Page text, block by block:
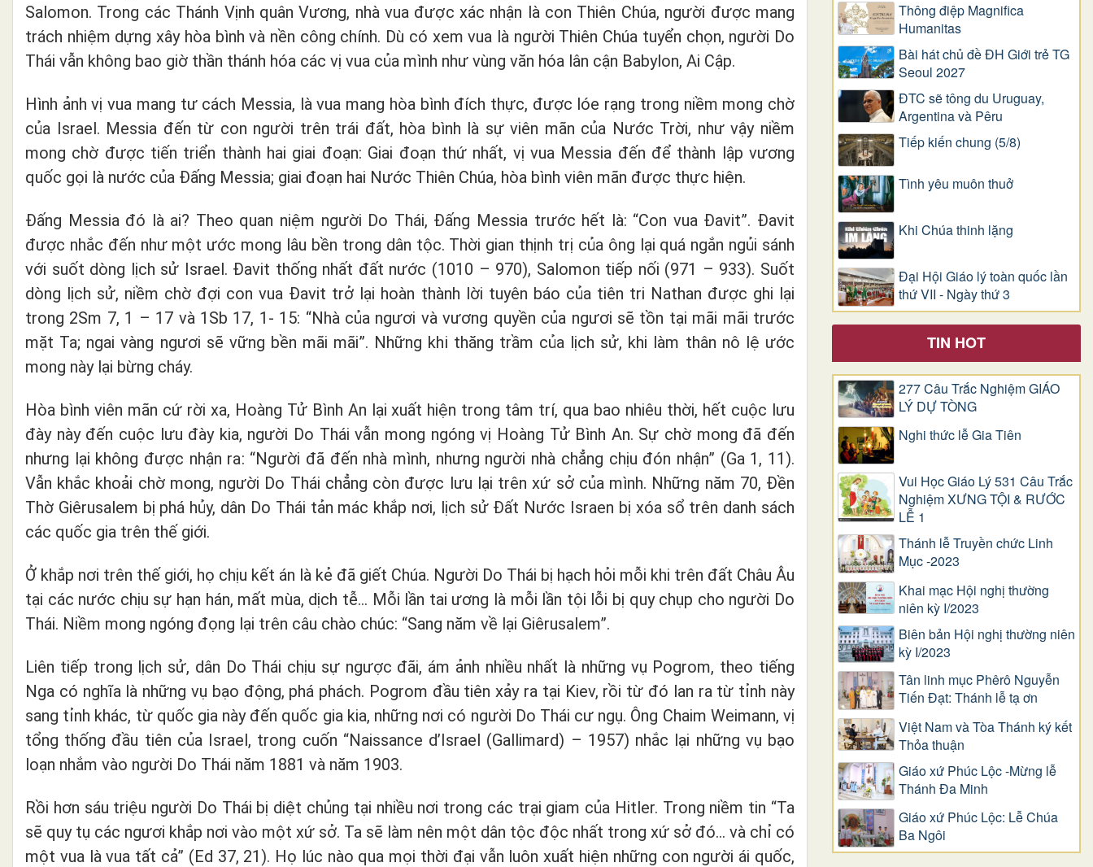
Salomon. Trong các Thánh Vịnh quân Vương, nhà vua được xác nhận là con Thiên Chúa, người được mang
trách nhiệm dựng xây hòa bình và nền công chính. Dù có xem vua là người Thiên Chúa tuyển chọn, người Do
Thái vẫn không bao giờ thần thánh hóa các vị vua của mình như vùng văn hóa lân cận Babylon, Ai Cập.
Hình ảnh vị vua mang tư cách Messia, là vua mang hòa bình đích thực, được lóe rạng trong niềm mong chờ
của Israel. Messia đến từ con người trên trái đất, hòa bình là sự viên mãn của Nước Trời, như vậy niềm
mong chờ được tiến triển thành hai giai đoạn: Giai đoạn thứ nhất, vị vua Messia đến để thành lập vương
quốc gọi là nước của Đấng Messia; giai đoạn hai Nước Thiên Chúa, hòa bình viên mãn được thực hiện.
Đấng Messia đó là ai? Theo quan niệm người Do Thái, Đấng Messia trước hết là: “Con vua Đavit”. Đavit
được nhắc đến như một ước mong lâu bền trong dân tộc. Thời gian thịnh trị của ông lại quá ngắn ngủi sánh
với suốt dòng lịch sử Israel. Đavit thống nhất đất nước (1010 – 970), Salomon tiếp nối (971 – 933). Suốt
dòng lịch sử, niềm chờ đợi con vua Đavit trở lại hoàn thành lời tuyên báo của tiên tri Nathan được ghi lại
trong 2Sm 7, 1 – 17 và 1Sb 17, 1- 15: “Nhà của ngươi và vương quyền của ngươi sẽ tồn tại mãi mãi trước
mặt Ta; ngai vàng ngươi sẽ vững bền mãi mãi”. Những khi thăng trầm của lịch sử, khi làm thân nô lệ ước
mong này lại bừng cháy.
Hòa bình viên mãn cứ rời xa, Hoàng Tử Bình An lại xuất hiện trong tâm trí, qua bao nhiêu thời, hết cuộc lưu
đày này đến cuộc lưu đày kia, người Do Thái vẫn mong ngóng vị Hoàng Tử Bình An. Sự chờ mong đã đến
nhưng lại không được nhận ra: “Người đã đến nhà mình, nhưng người nhà chẳng chịu đón nhận” (Ga 1, 11).
Vẫn khắc khoải chờ mong, người Do Thái chẳng còn được lưu lại trên xứ sở của mình. Những năm 70, Đền
Thờ Giêrusalem bị phá hủy, dân Do Thái tản mác khắp nơi, lịch sử Đất Nước Israen bị xóa sổ trên danh sách
các quốc gia trên thế giới.
Ở khắp nơi trên thế giới, họ chịu kết án là kẻ đã giết Chúa. Người Do Thái bị hạch hỏi mỗi khi trên đất Châu Âu
tại các nước chịu sự hạn hán, mất mùa, dịch tễ… Mỗi lần tai ương là mỗi lần tội lỗi bị quy chụp cho người Do
Thái. Niềm mong ngóng đọng lại trên câu chào chúc: “Sang năm về lại Giêrusalem”.
Liên tiếp trong lịch sử, dân Do Thái chịu sự ngược đãi, ám ảnh nhiều nhất là những vụ Pogrom, theo tiếng
Nga có nghĩa là những vụ bạo động, phá phách. Pogrom đầu tiên xảy ra tại Kiev, rồi từ đó lan ra từ tỉnh này
sang tỉnh khác, từ quốc gia này đến quốc gia kia, những nơi có người Do Thái cư ngụ. Ông Chaim Weimann, vị
tổng thống đầu tiên của Israel, trong cuốn “Naissance d’Israel (Gallimard) – 1957) nhắc lại những vụ bạo
loạn nhắm vào người Do Thái năm 1881 và năm 1903.
Rồi hơn sáu triệu người Do Thái bị diệt chủng tại nhiều nơi trong các trại giam của Hitler. Trong niềm tin “Ta
sẽ quy tụ các ngươi khắp nơi vào một xứ sở. Ta sẽ làm nên một dân tộc độc nhất trong xứ sở đó… và chỉ có
một vua là vua tất cả” (Ed 37, 21). Họ lúc nào qua mọi thời đại vẫn luôn xuất hiện những con người ái quốc,
Thông điệp Magnifica
Humanitas
Bài hát chủ đề ĐH Giới trẻ TG
Seoul 2027
ĐTC sẽ tông du Uruguay,
Argentina và Pêru
Tiếp kiến chung (5/8)
Tình yêu muôn thuở
Khi Chúa thinh lặng
Đại Hội Giáo lý toàn quốc lần
thứ VII - Ngày thứ 3
TIN HOT
277 Câu Trắc Nghiệm GIÁO
LÝ DỰ TÒNG
Nghi thức lễ Gia Tiên
Vui Học Giáo Lý 531 Câu Trắc
Nghiệm XƯNG TỘI & RƯỚC
LỄ 1
Thánh lễ Truyền chức Linh
Mục -2023
Khai mạc Hội nghị thường
niên kỳ I/2023
Biên bản Hội nghị thường niên
kỳ I/2023
Tân linh mục Phêrô Nguyễn
Tiến Đạt: Thánh lễ tạ ơn
Việt Nam và Tòa Thánh ký kết
Thỏa thuận
Giáo xứ Phúc Lộc -Mừng lễ
Thánh Đa Minh
Giáo xứ Phúc Lộc: Lễ Chúa
Ba Ngôi